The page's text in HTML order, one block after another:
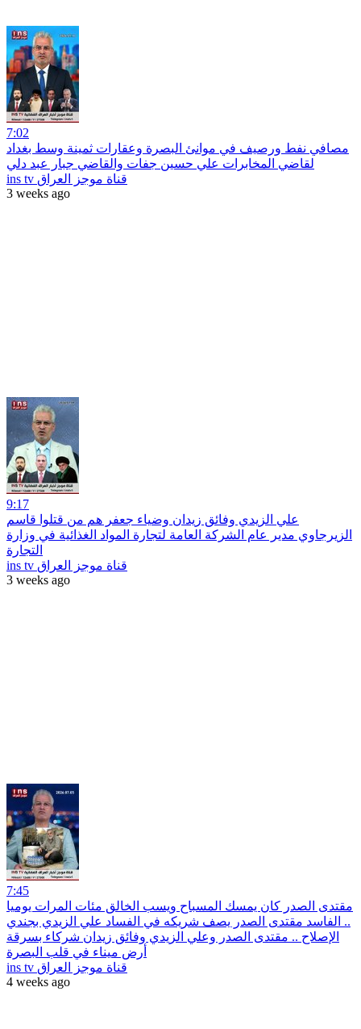
7:02
مصافي نفط ورصيف في موانئ البصرة وعقارات ثمينة وسط بغداد
لقاضي المخابرات علي حسين جفات والقاضي جبار عبد دلي
ins tv قناة موجز العراق
3 weeks ago
9:17
علي الزيدي وفائق زيدان وضياء جعفر هم من قتلوا قاسم
الزيرجاوي مدير عام الشركة العامة لتجارة المواد الغذائية في وزارة
التجارة
ins tv قناة موجز العراق
3 weeks ago
7:45
مقتدى الصدر كان يمسك المسباح ويسب الخالق مئات المرات يوميا
.. الفاسد مقتدى الصدر يصف شريكه في الفساد علي الزيدي بجندي
الإصلاح .. مقتدى الصدر وعلي الزيدي وفائق زيدان شركاء بسرقة
أرض ميناء في قلب البصرة
ins tv قناة موجز العراق
4 weeks ago